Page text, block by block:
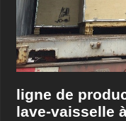
ligne de
lave-vaisselle